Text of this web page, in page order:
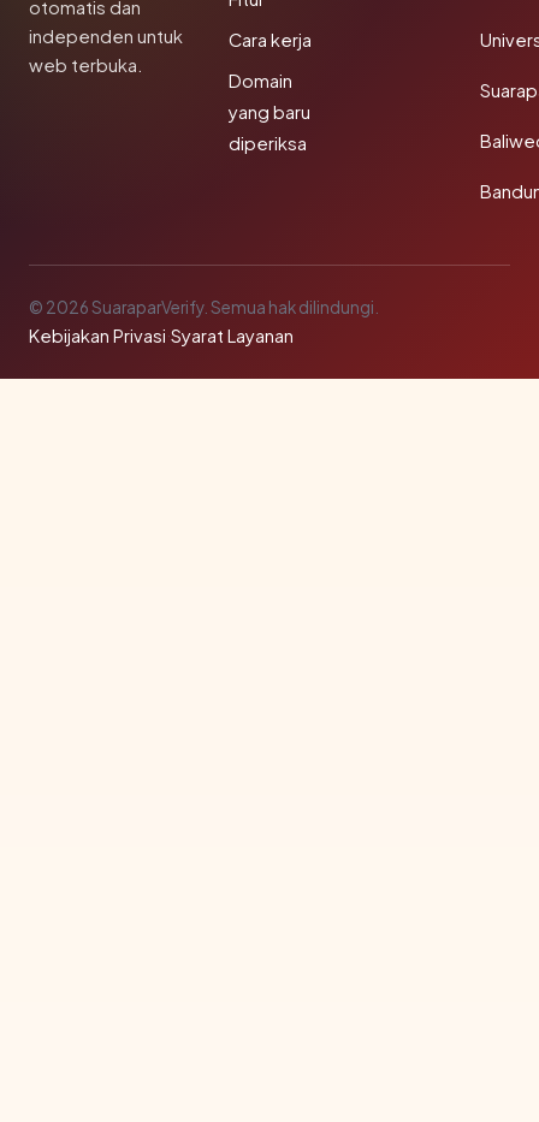
otomatis dan
independen untuk
web terbuka.
Cara kerja
Domain
yang baru
diperiksa
© 2026 SuaraparVerify. Semua hak dilindungi.
Kebijakan Privasi·Syarat Layanan